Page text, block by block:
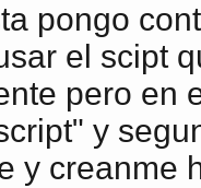
pongo
el scipt
pero en
y
y creanme